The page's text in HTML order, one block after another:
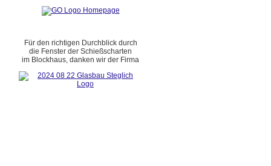
Für den richtigen Durchblick durch
die Fenster der Schießscharten
im Blockhaus, danken wir der Firma